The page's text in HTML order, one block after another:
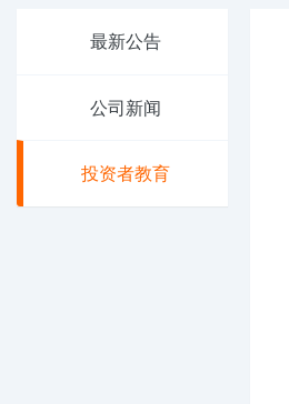
最新公告
公司新闻
投资者教育